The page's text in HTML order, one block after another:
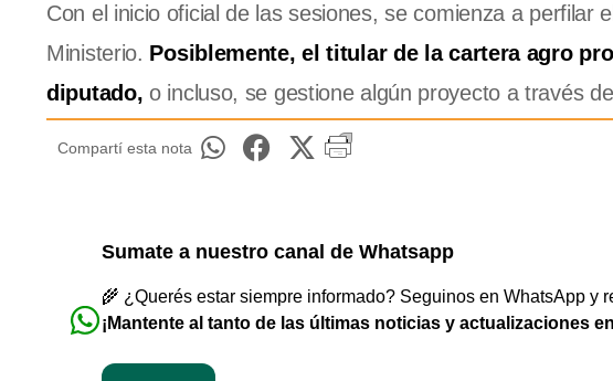
Con el inicio oficial de las sesiones, se comienza a perfilar
Ministerio. Posiblemente, el titular de la cartera agro
diputado, o incluso, se gestione algún proyecto a través de
Compartí esta nota
Sumate a nuestro canal de Whatsapp
🌾 ¿Querés estar siempre informado? Seguinos en WhatsApp y
¡Mantente al tanto de las últimas noticias y actualizaciones